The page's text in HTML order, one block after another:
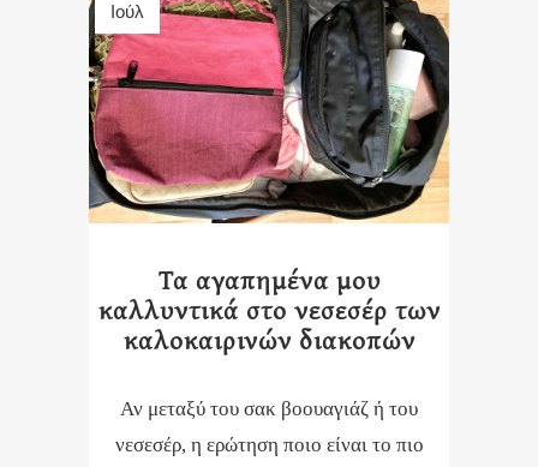
Ιούλ
Τα αγαπημένα μου
καλλυντικά στο νεσεσέρ των
καλοκαιρινών διακοπών
Αν μεταξύ του σακ βοουαγιάζ ή του
νεσεσέρ, η ερώτηση ποιο είναι το πιο